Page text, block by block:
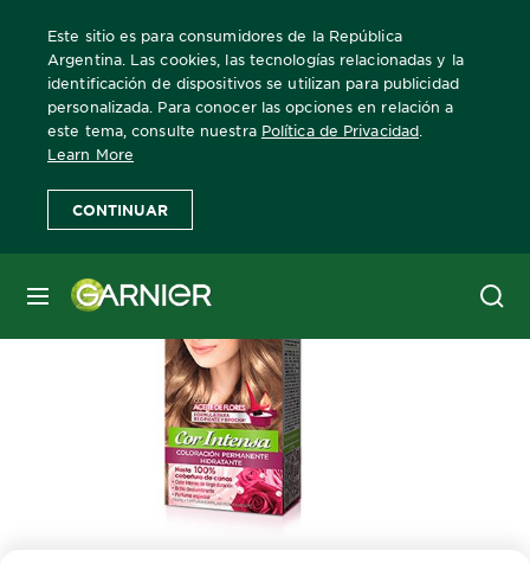
Este sitio es para consumidores de la República
Argentina. Las cookies, las tecnologías relacionadas y la
identificación de dispositivos se utilizan para publicidad
personalizada. Para conocer las opciones en relación a
este tema, consulte nuestra Política de Privacidad
Learn More
CONTINUAR
MENÚ
Home Nutrisse Ultra Cobertura 71 Rubio Ceniza